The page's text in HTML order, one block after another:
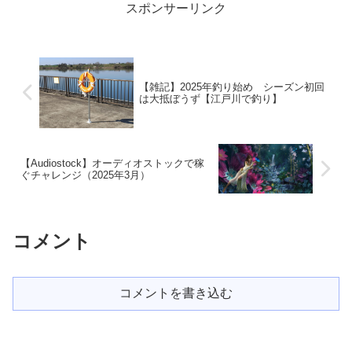
スポンサーリンク
【雑記】2025年釣り始め シーズン初回
は大抵ぼうず【江戸川で釣り】
【Audiostock】オーディオストックで稼
ぐチャレンジ（2025年3月）
コメント
コメントを書き込む